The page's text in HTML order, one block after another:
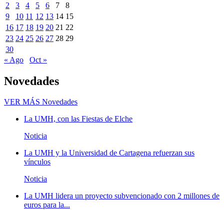
2
3 4 5 6 7
8
9
10 11 12 13 14 15
16 17 18 19 20 21 22
23 24 25 26 27 28 29
30
« Ago
Oct »
Novedades
VER MÁS Novedades
La UMH, con las Fiestas de Elche
Noticia
La UMH y la Universidad de Cartagena refuerzan sus
vínculos
Noticia
La UMH lidera un proyecto subvencionado con 2 millones de
euros para la...